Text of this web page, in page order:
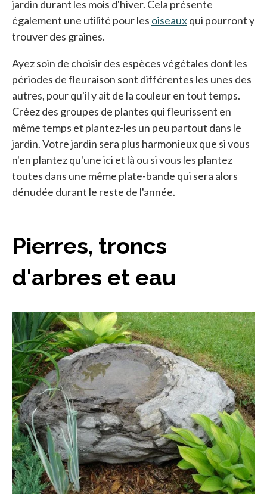
jardin durant les mois d'hiver. Cela présente
également une utilité pour les oiseauxqui pourront y
trouver des graines.
Ayez soin de choisir des espèces végétales dont les
périodes de fleuraison sont différentes les unes des
autres, pour qu'il y ait de la couleur en tout temps.
Créez des groupes de plantes qui fleurissent en
même temps et plantez-les un peu partout dans le
jardin. Votre jardin sera plus harmonieux que si vous
n'en plantez qu'une ici et là ou si vous les plantez
toutes dans une même plate-bande qui sera alors
dénudée durant le reste de l'année.
Pierres, troncs
d'arbres et eau